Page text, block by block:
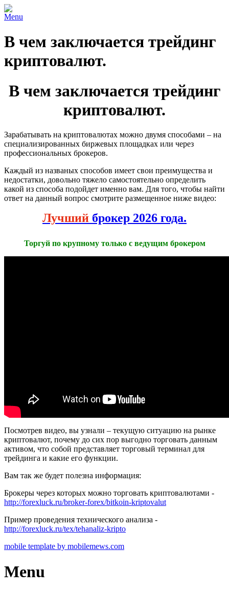
Menu
В чем заключается трейдинг
криптовалют.
В чем заключается трейдинг
криптовалют.
Зарабатывать на криптовалютах можно двумя способами – на
специализированных биржевых площадках или через
профессиональных брокеров.
Каждый из названых способов имеет свои преимущества и
недостатки, довольно тяжело самостоятельно определить
какой из способа подойдет именно вам. Для того, чтобы найти
ответ на данный вопрос смотрите размещенное ниже видео:
Лучший брокер 2026 года.
Торгуй по крупному только с ведущим брокером
Посмотрев видео, вы узнали – текущую ситуацию на рынке
криптовалют, почему до сих пор выгодно торговать данным
активом, что собой представляет торговый терминал для
трейдинга и какие его функции.
Вам так же будет полезна информация:
Брокеры через которых можно торговать криптовалютами -
http://forexluck.ru/broker-forex/bitkoin-kriptovalut
Пример проведения технического анализа -
http://forexluck.ru/tex/tehanaliz-kripto
mobile template by mobilemews.com
Menu